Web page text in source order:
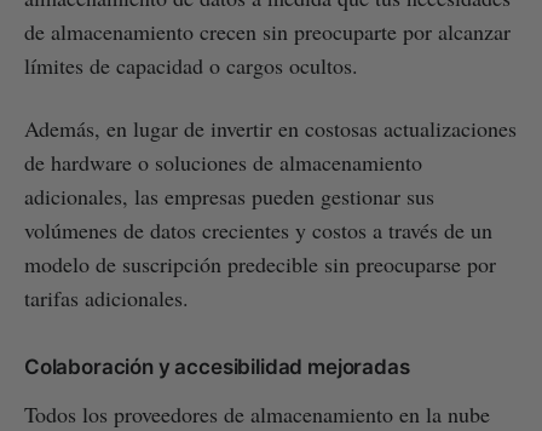
de almacenamiento crecen sin preocuparte por alcanzar
límites de capacidad o cargos ocultos.
Además, en lugar de invertir en costosas actualizaciones
de hardware o soluciones de almacenamiento
adicionales, las empresas pueden gestionar sus
volúmenes de datos crecientes y costos a través de un
modelo de suscripción predecible sin preocuparse por
tarifas adicionales.
Colaboración y accesibilidad mejoradas
Todos los proveedores de almacenamiento en la nube